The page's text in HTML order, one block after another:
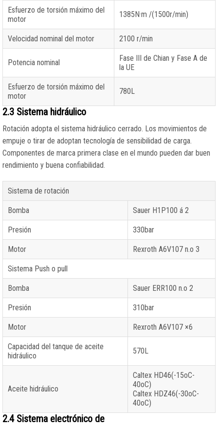
Esfuerzo de torsión máximo del
motor
1385N·m /(1500r/min)
Velocidad nominal del motor 2100 r/min
Potencia nominal
Fase III de Chian y Fase A de
la UE
Esfuerzo de torsión máximo del
motor
780L
2.3 Sistema hidráulico
Rotación adopta el sistema hidráulico cerrado. Los movimientos de
empuje o tirar de adoptan tecnología de sensibilidad de carga.
Componentes de marca primera clase en el mundo pueden dar buen
rendimiento y buena confiabilidad.
Sistema de rotación
Bomba Sauer H1P100 á 2
Presión 330bar
Motor Rexroth A6V107 n.o 3
Sistema Push o pull
Bomba Sauer ERR100 n.o 2
Presión 310bar
Motor Rexroth A6V107 ×6
Capacidad del tanque de aceite
hidráulico
570L
Aceite hidráulico
Caltex HD46(-15oC-
40oC)
Caltex HDZ46(-30oC-
40oC)
2.4 Sistema electrónico de